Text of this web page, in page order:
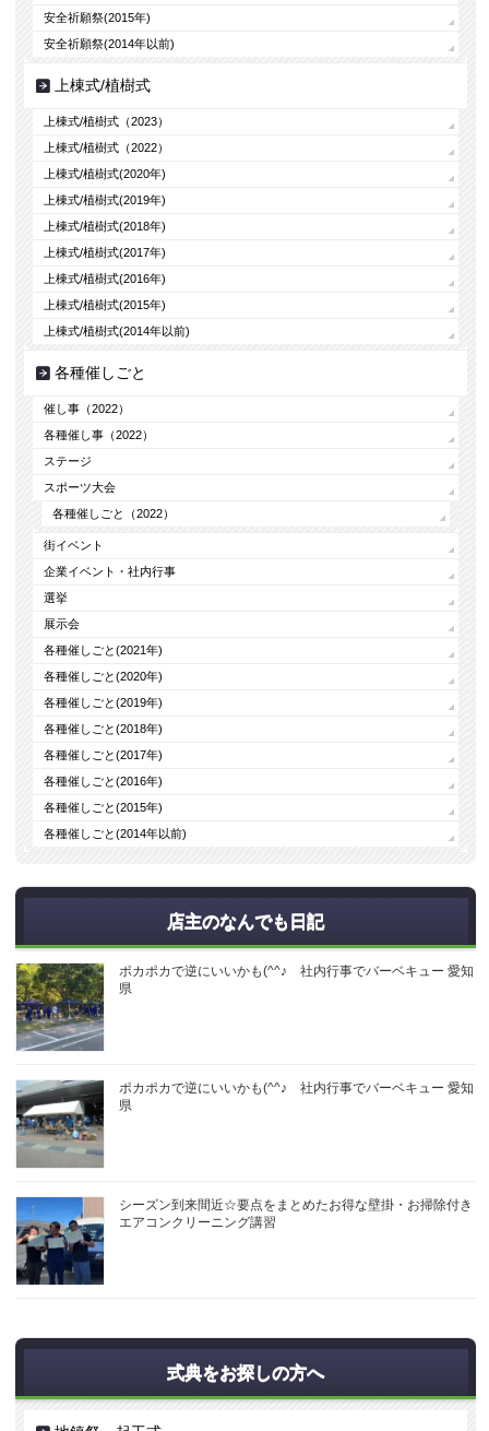
安全祈願祭(2015年)
安全祈願祭(2014年以前)
上棟式/植樹式
上棟式/植樹式（2023）
上棟式/植樹式（2022）
上棟式/植樹式(2020年)
上棟式/植樹式(2019年)
上棟式/植樹式(2018年)
上棟式/植樹式(2017年)
上棟式/植樹式(2016年)
上棟式/植樹式(2015年)
上棟式/植樹式(2014年以前)
各種催しごと
催し事（2022）
各種催し事（2022）
ステージ
スポーツ大会
各種催しごと（2022）
街イベント
企業イベント・社内行事
選挙
展示会
各種催しごと(2021年)
各種催しごと(2020年)
各種催しごと(2019年)
各種催しごと(2018年)
各種催しごと(2017年)
各種催しごと(2016年)
各種催しごと(2015年)
各種催しごと(2014年以前)
店主のなんでも日記
ポカポカで逆にいいかも(^^♪ 社内行事でバーベキュー 愛知
県
ポカポカで逆にいいかも(^^♪ 社内行事でバーベキュー 愛知
県
シーズン到来間近☆要点をまとめたお得な壁掛・お掃除付き
エアコンクリーニング講習
式典をお探しの方へ